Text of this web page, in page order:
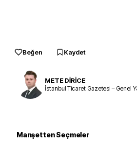
Beğen Kaydet
METE DİRİCE
İstanbul Ticaret Gazetesi – Genel
Manşetten Seçmeler